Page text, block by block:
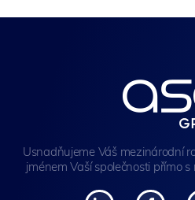
Usnadňujeme Váš mezinárodní
jménem Vaší společnosti přímo